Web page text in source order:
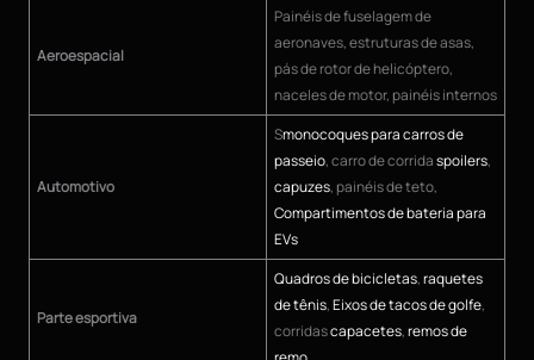
Aeroespacial
Painéis de fuselagem de
aeronaves, estruturas de asas,
pás de rotor de helicóptero,
naceles de motor, painéis internos
Automotivo
Smonocoques para carros de
passeio, carro de corridaspoilers,
capuzes, painéis de teto,
Compartimentos de bateria para
EVs
Parte esportiva
Quadros de bicicletas,raquetes
de tênis,Eixos de tacos de golfe,
corridascapacetes,remos de